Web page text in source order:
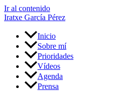
Ir al contenido
Iratxe García Pérez
Inicio
Sobre mí
Prioridades
Vídeos
Agenda
Prensa